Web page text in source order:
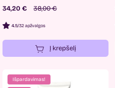
34,20 € 38,00 €
4.5/32 apžvalgos
Į krepšelį
Išpardavimas!